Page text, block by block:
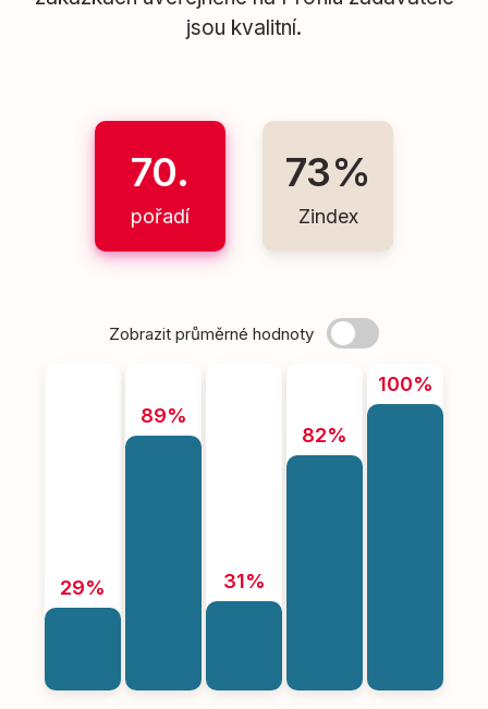
jsou kvalitní.
70.
pořadí
73%
Zindex
Zobrazit průměrné hodnoty
29%
89%
31%
82%
100%